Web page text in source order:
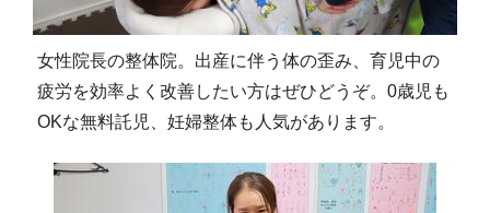
女性院長の整体院。出産に伴う体の歪み、育児中の
疲労を効率よく改善したい方はぜひどうぞ。0歳児も
OKな無料託児、妊婦整体も人気があります。